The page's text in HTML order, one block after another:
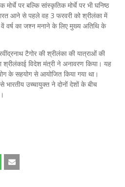
पर बल्कि सांस्कृतिक मोर्चे पर भी घनिष्ठ
आने से पहले वह 3 फरवरी को श्रीलंका में
वर्ष का जश्न मनाने के लिए मुख्य अतिथि के
टैगोर की श्रीलंका की यात्राओं की
श्रीलंकाई विदेश मंत्री ने अनावरण किया। यह
के सहयोग से आयोजित किया गया था।
भारतीय उच्चायुक्त ने दोनों देशों के बीच